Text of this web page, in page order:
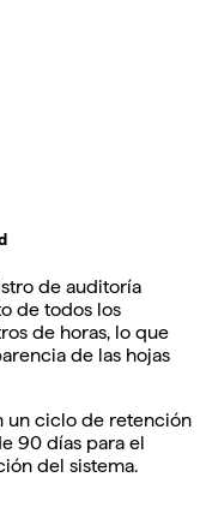
de auditoría
de todos los
de horas, lo que
de las hojas
un ciclo de retención
90 días para el
del sistema.